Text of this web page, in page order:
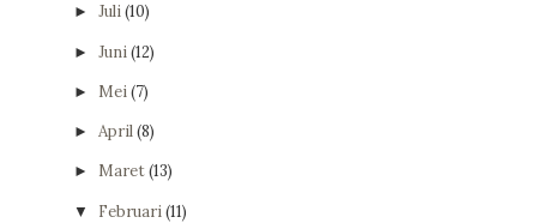
► Juli(10)
► Juni(12)
► Mei(7)
► April(8)
► Maret(13)
▼ Februari(11)